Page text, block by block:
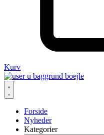
Kurv
Forside
Nyheder
Kategorier